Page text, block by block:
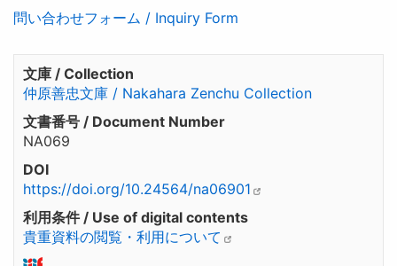
問い合わせフォーム / Inquiry Form
文庫 / Collection
仲原善忠文庫 / Nakahara Zenchu Collection
文書番号 / Document Number
NA069
DOI
https://doi.org/10.24564/na06901
利用条件 / Use of digital contents
貴重資料の閲覧・利用について